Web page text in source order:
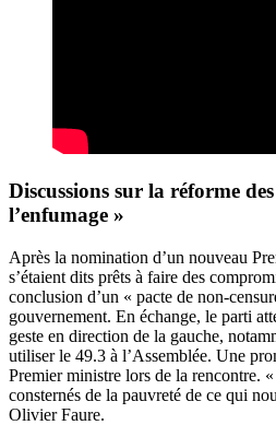
Discussions sur la réforme
l’enfumage »
Après la nomination d’un nouveau
s’étaient dits prêts à faire des
conclusion d’un « pacte de non-
gouvernement. En échange, le parti
geste en direction de la gauche,
utiliser le 49.3 à l’Assemblée. Une
Premier ministre lors de la rencontre.
consternés de la pauvreté de ce qui
Olivier Faure.